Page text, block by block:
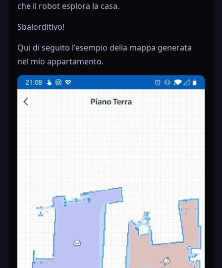
che il robot esplora la casa.
Sbalorditivo!
Qui di seguito l'esempio della mappa generata
nel mio appartamento.